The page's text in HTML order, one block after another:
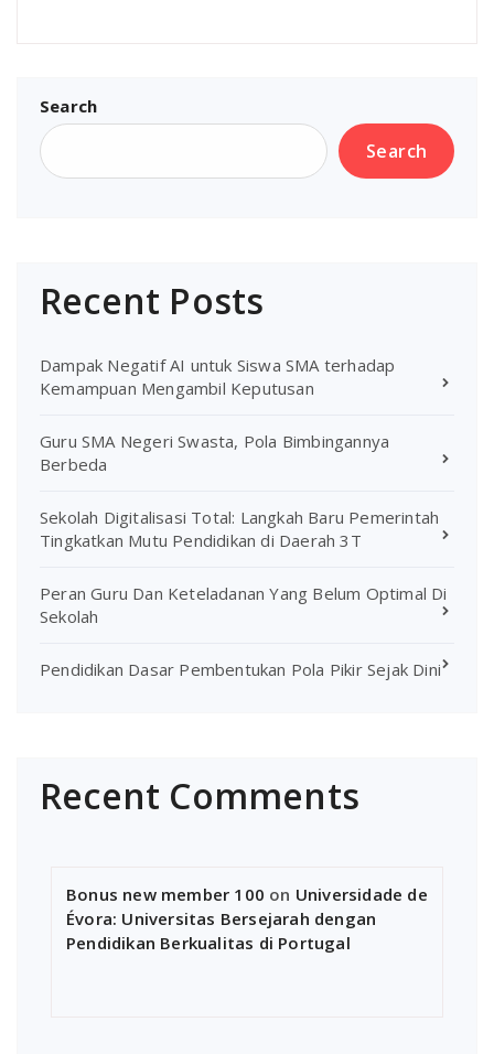
Search
Search
Recent Posts
Dampak Negatif AI untuk Siswa SMA terhadap
Kemampuan Mengambil Keputusan
Guru SMA Negeri Swasta, Pola Bimbingannya
Berbeda
Sekolah Digitalisasi Total: Langkah Baru Pemerintah
Tingkatkan Mutu Pendidikan di Daerah 3T
Peran Guru Dan Keteladanan Yang Belum Optimal Di
Sekolah
Pendidikan Dasar Pembentukan Pola Pikir Sejak Dini
Recent Comments
Bonus new member 100 on Universidade de
Évora: Universitas Bersejarah dengan
Pendidikan Berkualitas di Portugal